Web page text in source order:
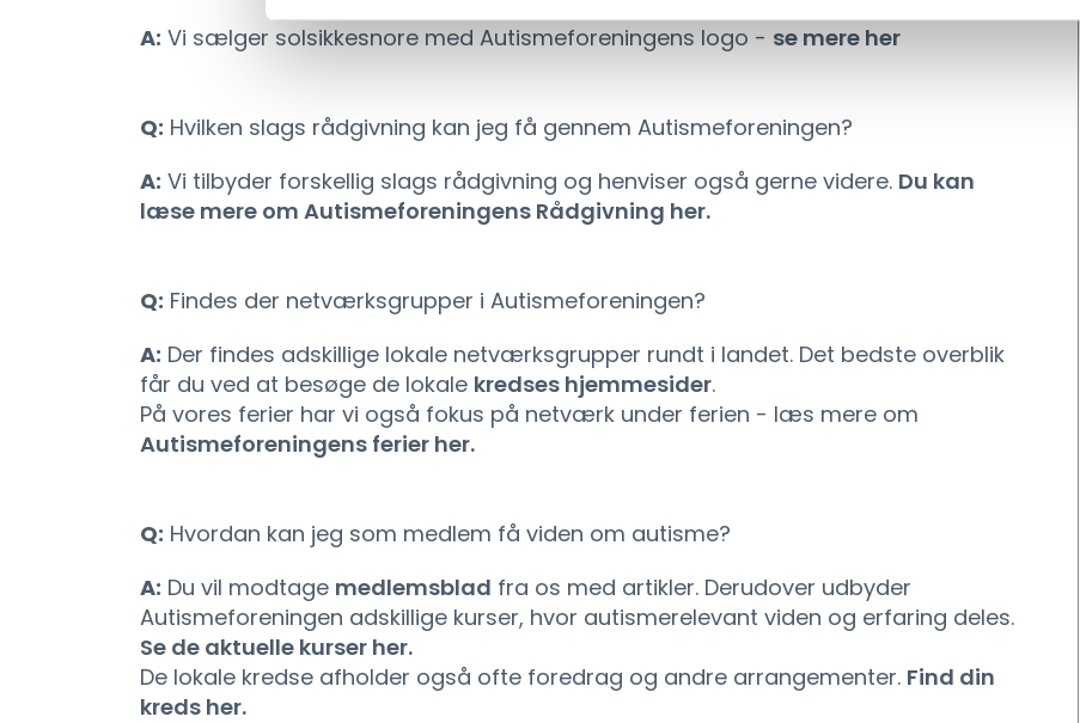
A: Vi sælger solsikkesnore med Autismeforeningens logo - se mere her
Q: Hvilken slags rådgivning kan jeg få gennem Autismeforeningen?
A: Vi tilbyder forskellig slags rådgivning og henviser også gerne videre. Du kan
læse mere om Autismeforeningens Rådgivning her.
Q: Findes der netværksgrupper i Autismeforeningen?
A: Der findes adskillige lokale netværksgrupper rundt i landet. Det bedste overblik
får du ved at besøge de lokale kredses hjemmesider.
På vores ferier har vi også fokus på netværk under ferien - læs mere om
Autismeforeningens ferier her.
Q: Hvordan kan jeg som medlem få viden om autisme?
A: Du vil modtage medlemsblad fra os med artikler. Derudover udbyder
Autismeforeningen adskillige kurser, hvor autismerelevant viden og erfaring deles.
Se de aktuelle kurser her.
De lokale kredse afholder også ofte foredrag og andre arrangementer. Find din
kreds her.